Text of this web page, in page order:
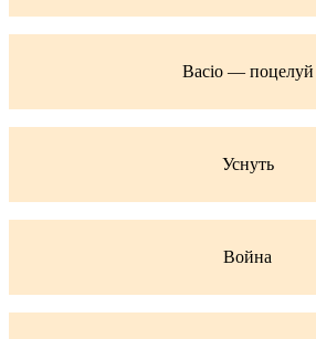
Bacio — поцелуй
Уснуть
Война